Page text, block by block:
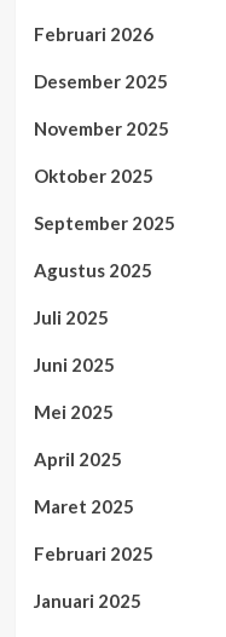
Februari 2026
Desember 2025
November 2025
Oktober 2025
September 2025
Agustus 2025
Juli 2025
Juni 2025
Mei 2025
April 2025
Maret 2025
Februari 2025
Januari 2025